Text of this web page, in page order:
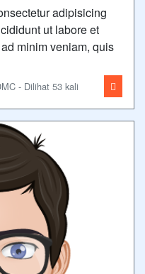
adipisicing
ut labore et
minim veniam, quis
- Dilihat 53 kali